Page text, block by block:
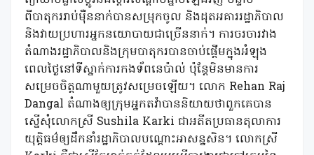
ពីបាតុកររាប់ម៉ឺននាក់បានសម្រុកចូល និងដុតអគាររដ្ឋាភិបាល
និងវាយប្រហារអ្នកនយោបាយជាច្រើននាក់។ ការចរចារវាង
តំណាងរដ្ឋាភិបាលនិងក្រុមបាតុករបានចាប់ផ្តើមក្នុងអំឡុង
ពេលថ្ងៃនៅទីស្នាក់ការកងទ័ពនេប៉ាល់ ប៉ុន្តែមិនមានការ
សម្រេចចិត្តណាមួយត្រូវសម្រេចឡើយ។ លោក Rehan Raj
Dangal តំណាងឲ្យក្រុមអ្នកតវ៉ាបាននិយាយថាពួកគេបាន
ស្នើសុំលោកស្រី Sushila Karki ជាអតីតប្រធានតុលាការ
យុត្តិធម៌ឲ្យដឹកនាំរដ្ឋាភិបាលបណ្តោះអាសន្នសិន។ លោកស្រី